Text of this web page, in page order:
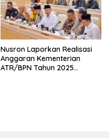
Nusron Laporkan Realisasi
Anggaran Kementerian
ATR/BPN Tahun 2025